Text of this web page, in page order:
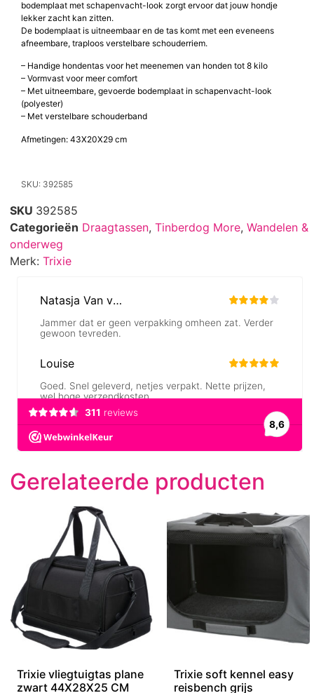
bodemplaat met schapenvacht-look zorgt ervoor dat jouw hondje
lekker zacht kan zitten.
De bodemplaat is uitneembaar en de tas komt met een eveneens
afneembare, traploos verstelbare schouderriem.
– Handige hondentas voor het meenemen van honden tot 8 kilo
– Vormvast voor meer comfort
– Met uitneembare, gevoerde bodemplaat in schapenvacht-look
(polyester)
– Met verstelbare schouderband
Afmetingen: 43X20X29 cm
SKU: 392585
SKU 392585
Categorieën Draagtassen, Tinberdog More, Wandelen &
onderweg
Merk: Trixie
Gerelateerde producten
Trixie vliegtuigtas plane
zwart 44X28X25 CM
Trixie soft kennel easy
reisbench grijs